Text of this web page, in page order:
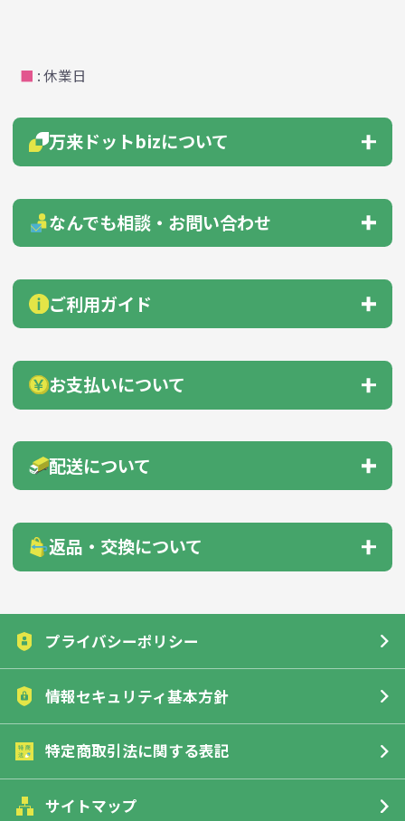
■ : 休業日
万来ドットbizについて
会社概要 はじめての方へ
よくあるご質問
なんでも相談・お問い合わせ
総合お問い合わせ 見積もりサポート
お急ぎ在庫確認依頼 サンプル貸出依頼
無料カタログ送付
ご利用ガイド
納品までの流れ 会員登録のすすめ
自動見積機能 商品の選び方
のし・包装
名入れガイド 印刷方法について
領収書ダウンロード
FAX注文について
お支払いについて
下記のいずれかの方法をお支払いください。
● 前払い（銀行振込・郵便振替）
配送について
配送先1箇所につき、30,000円以上（税抜）のご注文
で送料無料！
北海道
本州・四国・九州
1,000円
沖縄県、離島
返品・交換について
下記の場合は、商品到着後7日以内に一度ご連絡をくださ
い。返品・交換させていただきます。
■初期不良または不良品（破損、故障、使用目的が果たせ
ていない）の場合
■指定した名入れ、オリジナルの内容が異なっていた場合
プライバシーポリシー
情報セキュリティ基本方針
特定商取引法に関する表記
サイトマップ